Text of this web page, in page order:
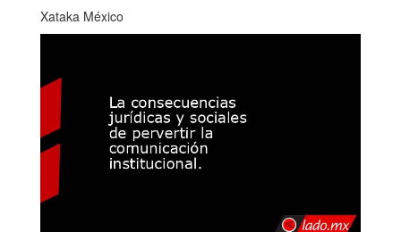
Xataka México